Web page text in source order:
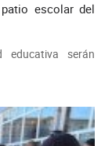
escolar del
serán